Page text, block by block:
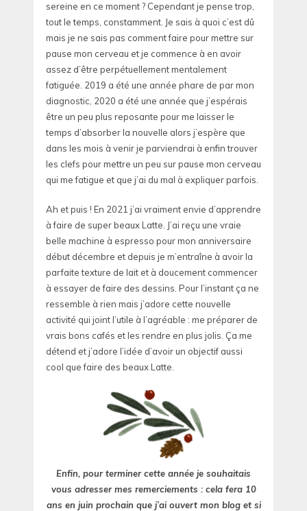
sereine en ce moment ? Cependant je pense trop,
tout le temps, constamment. Je sais à quoi c’est dû
mais je ne sais pas comment faire pour mettre sur
pause mon cerveau et je commence à en avoir
assez d’être perpétuellement mentalement
fatiguée. 2019 a été une année phare de par mon
diagnostic, 2020 a été une année que j’espérais
être un peu plus reposante pour me laisser le
temps d’absorber la nouvelle alors j’espère que
dans les mois à venir je parviendrai à enfin trouver
les clefs pour mettre un peu sur pause mon cerveau
qui me fatigue et que j’ai du mal à expliquer parfois.
Ah et puis ! En 2021 j’ai vraiment envie d’apprendre
à faire de super beaux Latte. J’ai reçu une vraie
belle machine à espresso pour mon anniversaire
début décembre et depuis je m’entraîne à avoir la
parfaite texture de lait et à doucement commencer
à essayer de faire des dessins. Pour l’instant ça ne
ressemble à rien mais j’adore cette nouvelle
activité qui joint l’utile à l’agréable : me préparer de
vrais bons cafés et les rendre en plus jolis. Ça me
détend et j’adore l’idée d’avoir un objectif aussi
cool que faire des beaux Latte.
Enfin, pour terminer cette année je souhaitais
vous adresser mes remerciements : cela fera 10
ans en juin prochain que j’ai ouvert mon blog et si